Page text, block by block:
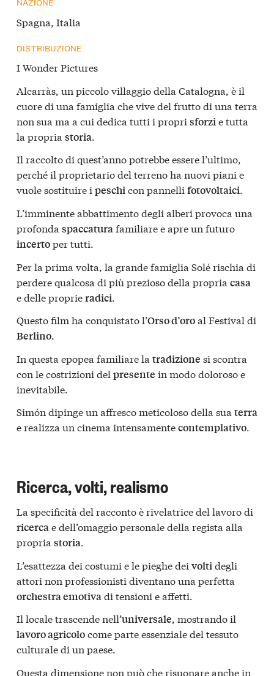
Spagna, Italia
DISTRIBUZIONE
I Wonder Pictures
Alcarràs, un piccolo villaggio della Catalogna, è il
cuore di una famiglia che vive del frutto di una terra
non sua ma a cui dedica tutti i propri sforzie tutta
la propria storia.
Il raccolto di quest’anno potrebbe essere l’ultimo,
perché il proprietario del terreno ha nuovi piani e
vuole sostituire i peschicon pannelli fotovoltaici.
L’imminente abbattimento degli alberi provoca una
profonda spaccaturafamiliare e apre un futuro
incertoper tutti.
Per la prima volta, la grande famiglia Solé rischia di
perdere qualcosa di più prezioso della propria casa
e delle proprieradici
Questo film ha conquistato l’Orso d’oroal Festival di
Berlino.
In questa epopea familiare la tradizione si scontra
con le costrizioni del presente in modo doloroso e
inevitabile.
Simón dipinge un affresco meticoloso della sua terra
e realizza un cinema intensamentecontemplativo.
Ricerca, volti, realismo
La specificità del racconto è rivelatrice del lavoro di
ricercae dell’omaggio personale della regista alla
propria storia.
L’esattezza dei costumi e le pieghe dei voltidegli
attori non professionisti diventano una perfetta
orchestra emotivadi tensioni e affetti.
Il locale trascende nell’universale, mostrando il
lavoro agricolocome parte essenziale del tessuto
culturale di un paese.
Questa dimensione non può che risuonare anche in